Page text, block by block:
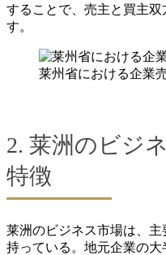
することで、売主と買主
す。
莱州省における企業
2. 莱洲のビジ
特徴
莱洲のビジネス市場は、
持っている。地元企業の